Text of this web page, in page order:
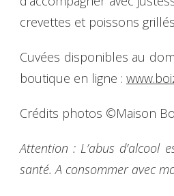
crevettes et poissons
Cuvées disponibles au
boutique en ligne :
Crédits photos ©Maison
Attention : L’abus d’alcool
santé. A consommer avec